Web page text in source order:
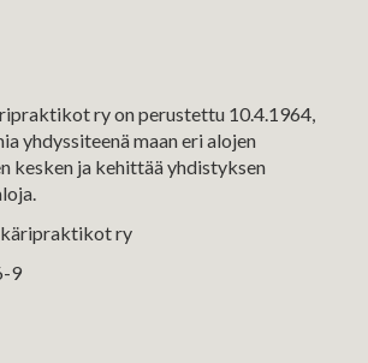
ry on perustettu 10.4.1964,
yhdyssiteenä maan eri alojen
kesken ja kehittää yhdistyksen
ry
9